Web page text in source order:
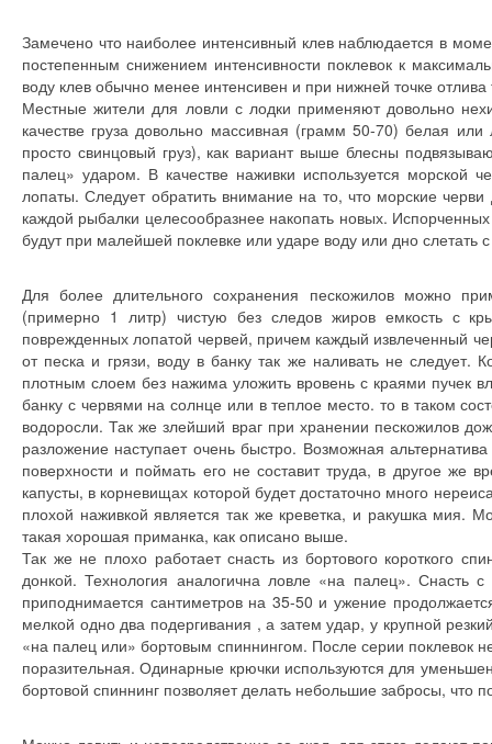
Замечено что наиболее интенсивный клев наблюдается в
постепенным снижением интенсивности поклевок к
воду клев обычно менее интенсивен и при нижней точке
Местные жители для ловли с лодки применяют довольно
качестве груза довольно массивная (грамм 50-70) белая
просто свинцовый груз), как вариант выше блесны
палец» ударом. В качестве наживки используется
лопаты. Следует обратить внимание на то, что морские
каждой рыбалки целесообразнее накопать новых.
будут при малейшей поклевке или ударе воду или дно слетать
Для более длительного сохранения пескожилов можно
(примерно 1 литр) чистую без следов жиров емкость с
поврежденных лопатой червей, причем каждый извлеченный
от песка и грязи, воду в банку так же наливать не следует.
плотным слоем без нажима уложить вровень с краями пучек
банку с червями на солнце или в теплое место. то в таком
водоросли. Так же злейший враг при хранении пескожилов
разложение наступает очень быстро. Возможная
поверхности и поймать его не составит труда, в другое же
капусты, в корневищах которой будет достаточно много
плохой наживкой является так же креветка, и ракушка мия.
такая хорошая приманка, как описано выше.
Так же не плохо работает снасть из бортового короткого
донкой. Технология аналогична ловле «на палец». Снасть
приподнимается сантиметров на 35-50 и ужение
мелкой одно два подергивания , а затем удар, у крупной
«на палец или» бортовым спиннингом. После серии поклевок
поразительная. Одинарные крючки используются для
бортовой спиннинг позволяет делать небольшие забросы, что